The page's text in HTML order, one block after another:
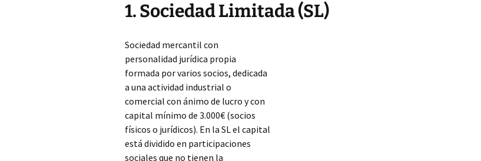
1. Sociedad Limitada (SL)
Sociedad mercantil con
personalidad jurídica propia
formada por varios socios, dedicada
a una actividad industrial o
comercial con ánimo de lucro y con
capital mínimo de 3.000€ (socios
físicos o jurídicos). En la SL el capital
está dividido en participaciones
sociales que no tienen la